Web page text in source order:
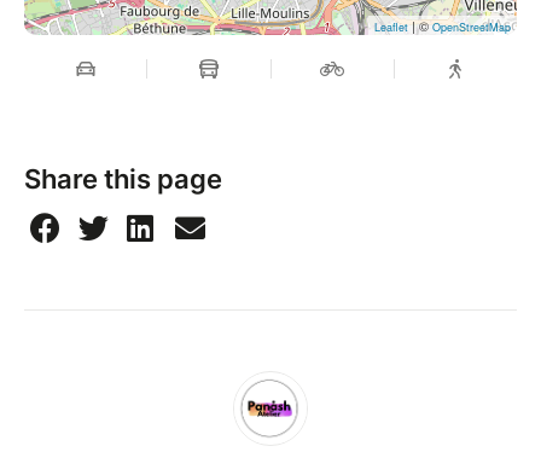
Leaflet| ©OpenStreetMap
Share this page